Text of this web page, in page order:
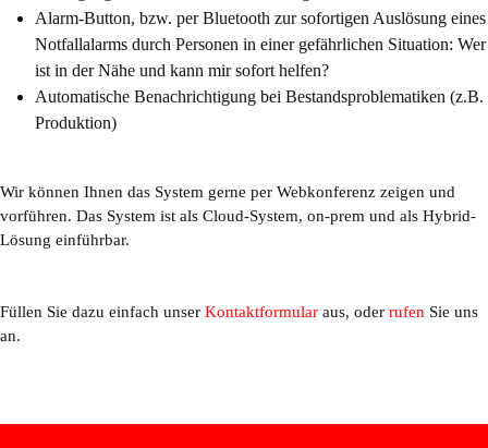
Alarm-Button, bzw. per Bluetooth zur sofortigen Auslösung eines
Notfallalarms durch Personen in einer gefährlichen Situation: Wer
ist in der Nähe und kann mir sofort helfen?
Automatische Benachrichtigung bei Bestandsproblematiken (z.B.
Produktion)
Wir können Ihnen das System gerne per Webkonferenz zeigen und
vorführen. Das System ist als Cloud-System, on-prem und als Hybrid-
Lösung einführbar.
Füllen Sie dazu einfach unser Kontaktformular aus, oder rufen Sie uns
an.